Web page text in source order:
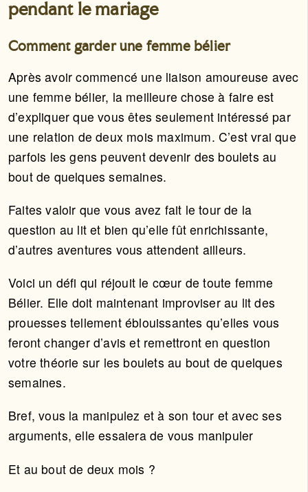
pendant le mariage
Comment garder une femme bélier
Après avoir commencé une liaison amoureuse avec
une femme bélier, la meilleure chose à faire est
d’expliquer que vous êtes seulement intéressé par
une relation de deux mois maximum. C’est vrai que
parfois les gens peuvent devenir des boulets au
bout de quelques semaines.
Faites valoir que vous avez fait le tour de la
question au lit et bien qu’elle fût enrichissante,
d’autres aventures vous attendent ailleurs.
Voici un défi qui réjouit le cœur de toute femme
Bélier. Elle doit maintenant improviser au lit des
prouesses tellement éblouissantes qu’elles vous
feront changer d’avis et remettront en question
votre théorie sur les boulets au bout de quelques
semaines.
Bref, vous la manipulez et à son tour et avec ses
arguments, elle essaiera de vous manipuler
Et au bout de deux mois ?